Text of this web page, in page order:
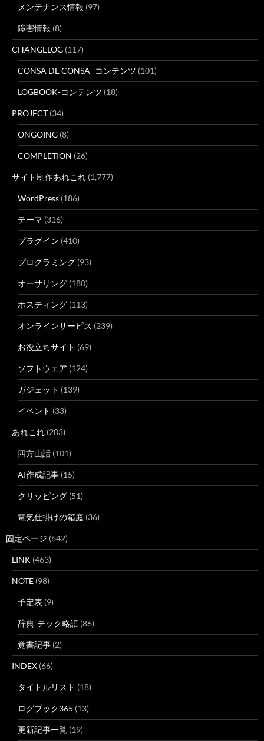
メンテナンス情報 (97)
障害情報 (8)
CHANGELOG (117)
CONSA DE CONSA -コンテンツ (101)
LOGBOOK-コンテンツ (18)
PROJECT (34)
ONGOING (8)
COMPLETION (26)
サイト制作あれこれ (1,777)
WordPress (186)
テーマ (316)
プラグイン (410)
プログラミング (93)
オーサリング (180)
ホスティング (113)
オンラインサービス (239)
お役立ちサイト (69)
ソフトウェア (124)
ガジェット (139)
イベント (33)
あれこれ (203)
四方山話 (101)
AI作成記事 (15)
クリッピング (51)
電気仕掛けの箱庭 (36)
固定ページ (642)
LINK (463)
NOTE (98)
予定表 (9)
辞典-テック略語 (86)
覚書記事 (2)
INDEX (66)
タイトルリスト (18)
ログブック365 (13)
更新記事一覧 (19)